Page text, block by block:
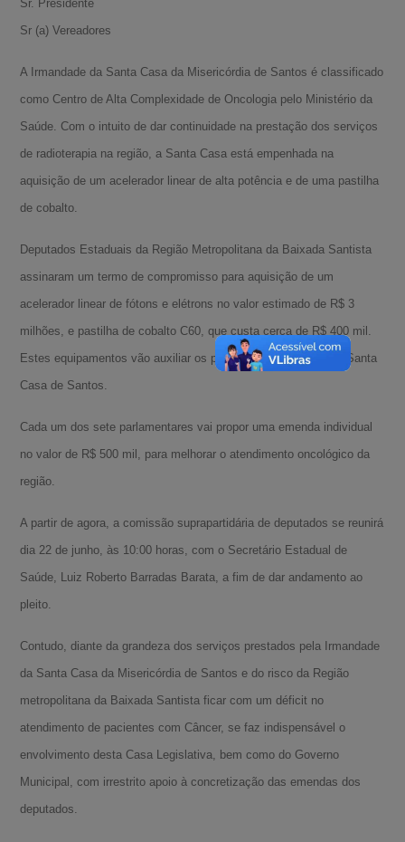
Sr. Presidente
Sr (a) Vereadores
A Irmandade da Santa Casa da Misericórdia de Santos é classificado
como Centro de Alta Complexidade de Oncologia pelo Ministério da
Saúde. Com o intuito de dar continuidade na prestação dos serviços
de radioterapia na região, a Santa Casa está empenhada na
aquisição de um acelerador linear de alta potência e de uma pastilha
de cobalto.
Deputados Estaduais da Região Metropolitana da Baixada Santista
assinaram um termo de compromisso para aquisição de um
acelerador linear de fótons e elétrons no valor estimado de R$ 3
milhões, e pastilha de cobalto C60, que custa cerca de R$ 400 mil.
Estes equipamentos vão auxiliar os pacientes com câncer da Santa
Casa de Santos.
Cada um dos sete parlamentares vai propor uma emenda individual
no valor de R$ 500 mil, para melhorar o atendimento oncológico da
região.
A partir de agora, a comissão suprapartidária de deputados se reunirá
dia 22 de junho, às 10:00 horas, com o Secretário Estadual de
Saúde, Luiz Roberto Barradas Barata, a fim de dar andamento ao
pleito.
Contudo, diante da grandeza dos serviços prestados pela Irmandade
da Santa Casa da Misericórdia de Santos e do risco da Região
metropolitana da Baixada Santista ficar com um déficit no
atendimento de pacientes com Câncer, se faz indispensável o
envolvimento desta Casa Legislativa, bem como do Governo
Municipal, com irrestrito apoio à concretização das emendas dos
deputados.